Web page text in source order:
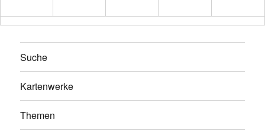
Suche
Kartenwerke
Themen